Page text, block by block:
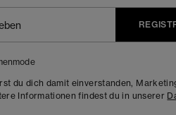
du dich damit einverstanden,
Informationen findest du in unserer